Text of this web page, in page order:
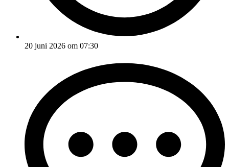
20 juni 2026 om 07:30